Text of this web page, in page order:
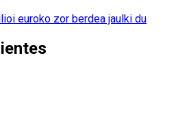
euroko zor berdea jaulki du